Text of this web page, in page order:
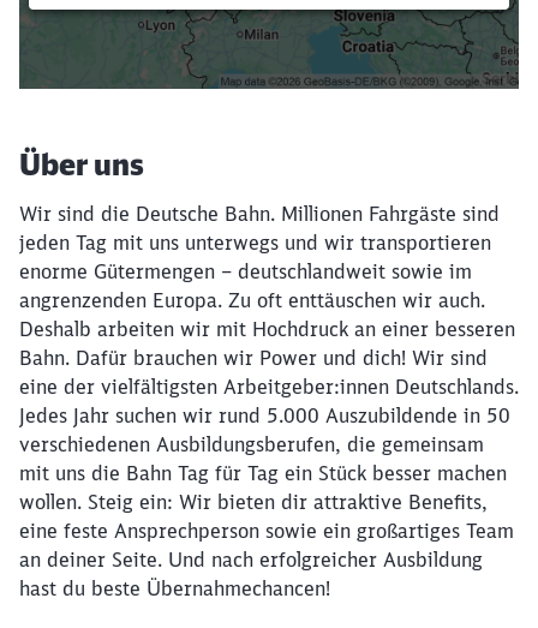
Filter setzen
Über uns
Wir sind die Deutsche Bahn. Millionen Fahrgäste sind
jeden Tag mit uns unterwegs und wir transportieren
enorme Gütermengen – deutschlandweit sowie im
angrenzenden Europa. Zu oft enttäuschen wir auch.
Deshalb arbeiten wir mit Hochdruck an einer besseren
Bahn. Dafür brauchen wir Power und dich! Wir sind
eine der vielfältigsten Arbeitgeber:innen Deutschlands.
Jedes Jahr suchen wir rund 5.000 Auszubildende in 50
verschiedenen Ausbildungsberufen, die gemeinsam
mit uns die Bahn Tag für Tag ein Stück besser machen
wollen. Steig ein: Wir bieten dir attraktive Benefits,
eine feste Ansprechperson sowie ein großartiges Team
an deiner Seite. Und nach erfolgreicher Ausbildung
hast du beste Übernahmechancen!